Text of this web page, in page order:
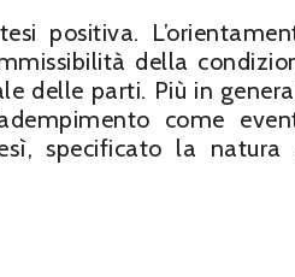
positiva.
della
delle parti. Più in
come
specificato la natura